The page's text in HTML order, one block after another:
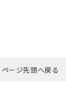
ページ先頭へ戻る